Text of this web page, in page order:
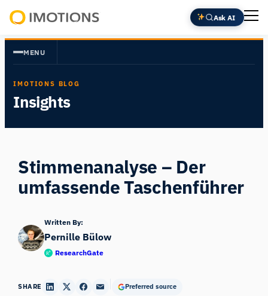
Zum
Inhalt
springen
Insight
Ask AI
MENU
IMOTIONS BLOG
Insights
Stimmenanalyse – Der
umfassende Taschenführer
Written By:
Pernille Bülow
ResearchGate
SHARE Preferred source